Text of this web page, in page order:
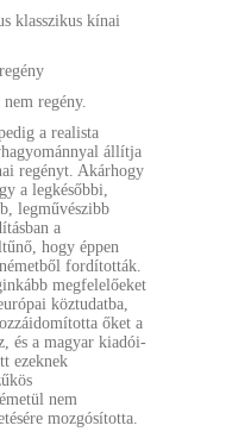
klasszikus kínai
regény.
a realista
állítja
regényt. Akárhogy
a legkésőbbi,
legművészibb
a
hogy éppen
fordították.
megfelelőeket
köztudatba,
őket a
és a magyar kiadói-
ezeknek
nem
mozgósította.